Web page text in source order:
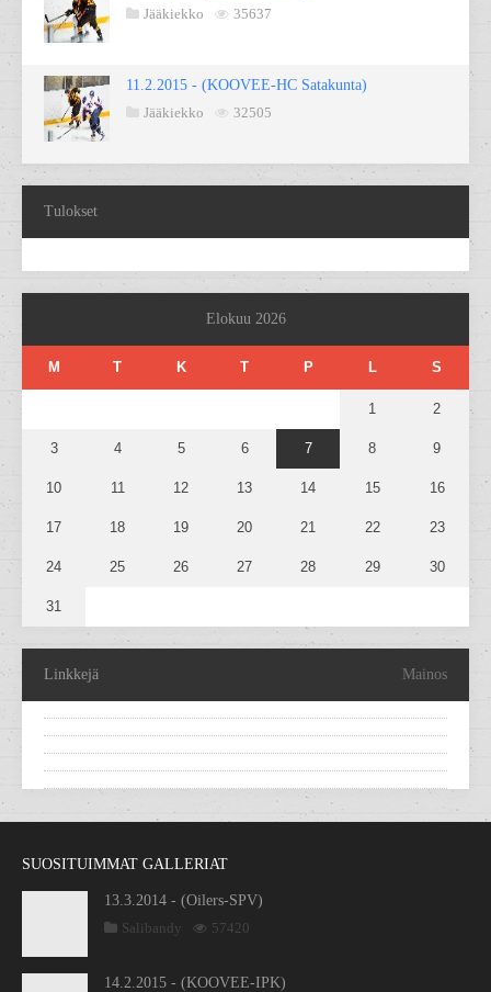
Jääkiekko
35637
11.2.2015 - (KOOVEE-HC Satakunta)
Jääkiekko
32505
Tulokset
Elokuu 2026
M T K T P L S
1 2
3 4 5 6 7 8 9
10 11 12 13 14 15 16
17 18 19 20 21 22 23
24 25 26 27 28 29 30
31
Linkkejä Mainos
SUOSITUIMMAT GALLERIAT
13.3.2014 - (Oilers-SPV)
Salibandy
57420
14.2.2015 - (KOOVEE-IPK)